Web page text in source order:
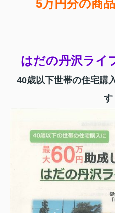
5万円分の商
はだの丹沢ライ
40歳以下世帯の住宅購
す